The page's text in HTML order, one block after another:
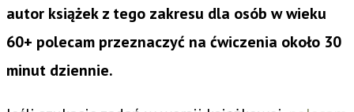
autor książek z tego zakresu dla osób w wieku
60+ polecam przeznaczyć na ćwiczenia około 30
minut dziennie.